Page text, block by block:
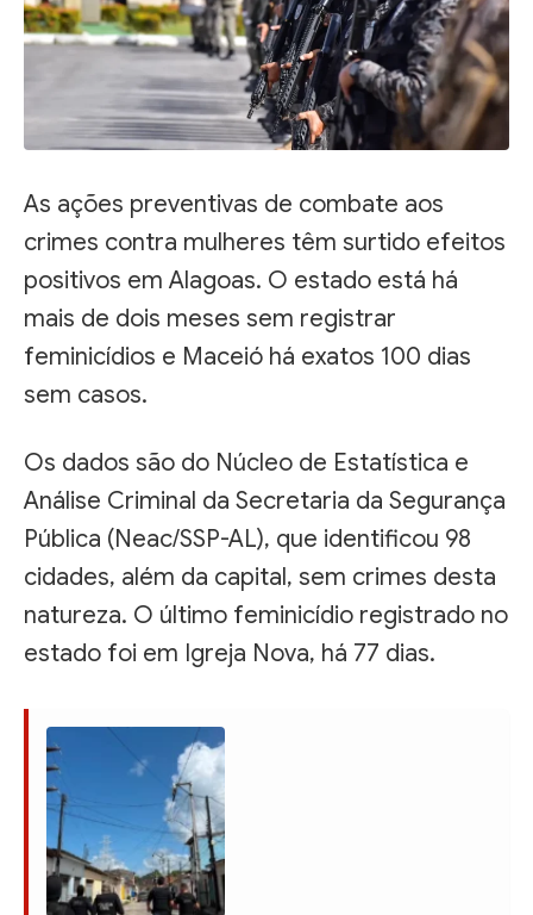
As ações preventivas de combate aos
crimes contra mulheres têm surtido efeitos
positivos em Alagoas. O estado está há
mais de dois meses sem registrar
feminicídios e Maceió há exatos 100 dias
sem casos.
Os dados são do Núcleo de Estatística e
Análise Criminal da Secretaria da Segurança
Pública (Neac/SSP-AL), que identificou 98
cidades, além da capital, sem crimes desta
natureza. O último feminicídio registrado no
estado foi em Igreja Nova, há 77 dias.